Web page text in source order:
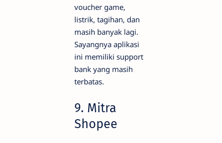
voucher game,
listrik, tagihan, dan
masih banyak lagi.
Sayangnya aplikasi
ini memiliki support
bank yang masih
terbatas.
9. Mitra
Shopee